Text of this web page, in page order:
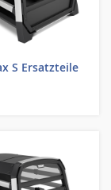
S Ersatzteile